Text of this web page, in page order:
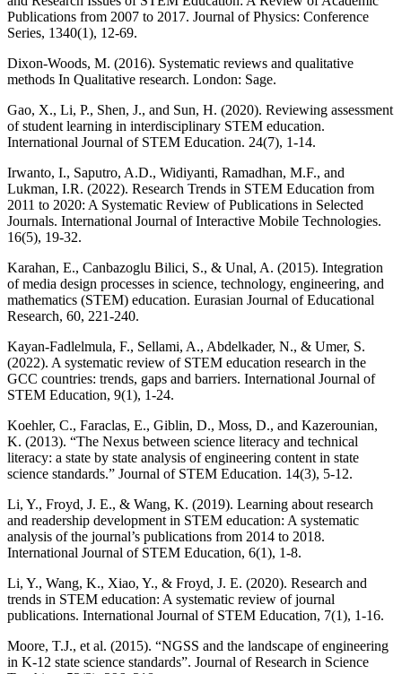
Publications from 2007 to 2017. Journal of Physics: Conference
Series, 1340(1), 12-69.
Dixon-Woods, M. (2016). Systematic reviews and qualitative
methods In Qualitative research. London: Sage.
Gao, X., Li, P., Shen, J., and Sun, H. (2020). Reviewing assessment
of student learning in interdisciplinary STEM education.
International Journal of STEM Education. 24(7), 1-14.
Irwanto, I., Saputro, A.D., Widiyanti, Ramadhan, M.F., and
Lukman, I.R. (2022). Research Trends in STEM Education from
2011 to 2020: A Systematic Review of Publications in Selected
Journals. International Journal of Interactive Mobile Technologies.
16(5), 19-32.
Karahan, E., Canbazoglu Bilici, S., & Unal, A. (2015). Integration
of media design processes in science, technology, engineering, and
mathematics (STEM) education. Eurasian Journal of Educational
Research, 60, 221-240.
Kayan-Fadlelmula, F., Sellami, A., Abdelkader, N., & Umer, S.
(2022). A systematic review of STEM education research in the
GCC countries: trends, gaps and barriers. International Journal of
STEM Education, 9(1), 1-24.
Koehler, C., Faraclas, E., Giblin, D., Moss, D., and Kazerounian,
K. (2013). “The Nexus between science literacy and technical
literacy: a state by state analysis of engineering content in state
science standards.” Journal of STEM Education. 14(3), 5-12.
Li, Y., Froyd, J. E., & Wang, K. (2019). Learning about research
and readership development in STEM education: A systematic
analysis of the journal’s publications from 2014 to 2018.
International Journal of STEM Education, 6(1), 1-8.
Li, Y., Wang, K., Xiao, Y., & Froyd, J. E. (2020). Research and
trends in STEM education: A systematic review of journal
publications. International Journal of STEM Education, 7(1), 1-16.
Moore, T.J., et al. (2015). “NGSS and the landscape of engineering
in K-12 state science standards”. Journal of Research in Science